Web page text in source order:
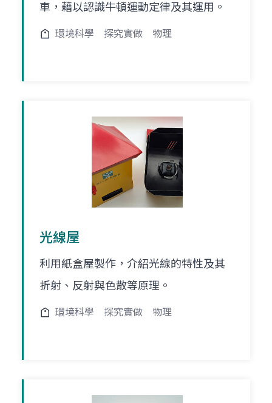
車，藉以認識牛頓運動定律及其運用。
環境科學 探究實做 物理
光線屋
利用紙盒屋製作，介紹光線的特性及其
折射、反射與色散等原理。
環境科學 探究實做 物理